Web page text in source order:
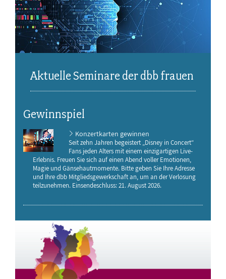
Aktuelle Seminare der dbb frauen
Gewinnspiel
Konzertkarten gewinnen
Seit zehn Jahren begeistert „Disney in Concert“
Fans jeden Alters mit einem einzigartigen Live-
Erlebnis. Freuen Sie sich auf einen Abend voller Emotionen,
Magie und Gänsehautmomente. Bitte geben Sie Ihre Adresse
und Ihre dbb Mitgliedsgewerkschaft an, um an der Verlosung
teilzunehmen. Einsendeschluss: 21. August 2026.